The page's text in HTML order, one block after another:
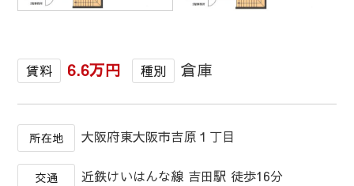
1/
賃料 6.6万円 種別 倉庫
所在地 大阪府東大阪市吉原１丁目
交通 近鉄けいはんな線 吉田駅 徒歩16分